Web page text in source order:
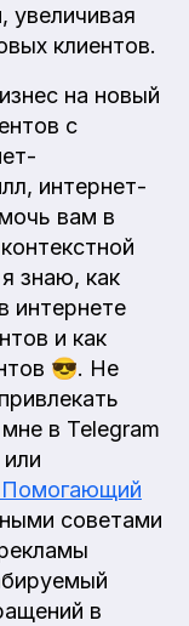
увеличивая
клиентов.
на новый
с
интернет-
вам в
знаю, как
интернете
и как
😎. Не
в Telegram
или
советами
в